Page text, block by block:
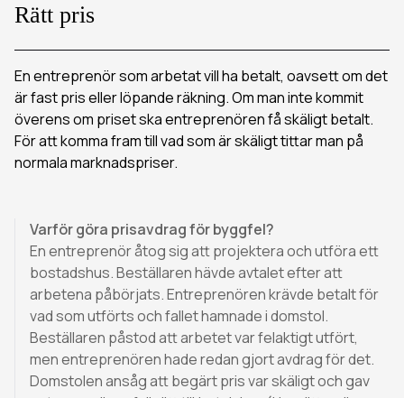
Rätt pris
En entreprenör som arbetat vill ha betalt, oavsett om det
är fast pris eller löpande räkning. Om man inte kommit
överens om priset ska entreprenören få skäligt betalt.
För att komma fram till vad som är skäligt tittar man på
normala marknadspriser.
Varför göra prisavdrag för byggfel?
En entreprenör åtog sig att projektera och utföra ett
bostadshus. Beställaren hävde avtalet efter att
arbetena påbörjats. Entreprenören krävde betalt för
vad som utförts och fallet hamnade i domstol.
Beställaren påstod att arbetet var felaktigt utfört,
men entreprenören hade redan gjort avdrag för det.
Domstolen ansåg att begärt pris var skäligt och gav